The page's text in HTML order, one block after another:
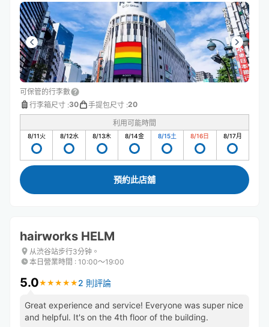
可保管的行李數
行李箱尺寸 :30 手提包尺寸 :20
利用可能時間
8/11火 8/12水 8/13木 8/14金 8/15土 8/16日 8/17月
預約此店舖
hairworks HELM
从渋谷站步行3分钟。
本日營業時間 : 10:00〜19:00
5.0★ ★ ★ ★ ★
★ ★ ★ ★ ★ 2 則評論
Great experience and service! Everyone was super nice
and helpful. It's on the 4th floor of the building.